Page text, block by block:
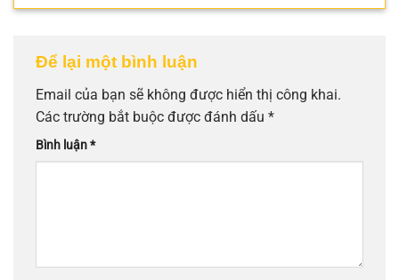
Để lại một bình luận
Email của bạn sẽ không được hiển thị công khai.
Các trường bắt buộc được đánh dấu *
Bình luận*